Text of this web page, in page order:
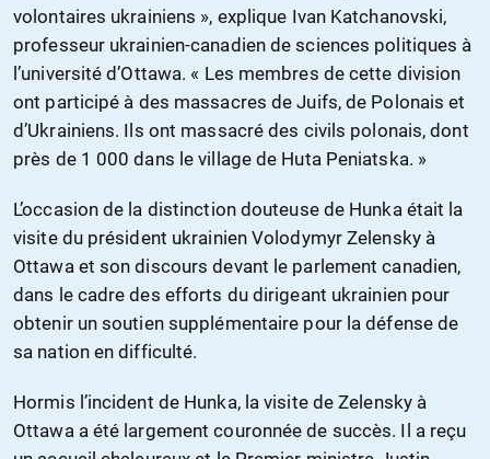
volontaires ukrainiens », explique Ivan Katchanovski,
professeur ukrainien-canadien de sciences politiques à
l’université d’Ottawa. « Les membres de cette division
ont participé à des massacres de Juifs, de Polonais et
d’Ukrainiens. Ils ont massacré des civils polonais, dont
près de 1 000 dans le village de Huta Peniatska. »
L’occasion de la distinction douteuse de Hunka était la
visite du président ukrainien Volodymyr Zelensky à
Ottawa et son discours devant le parlement canadien,
dans le cadre des efforts du dirigeant ukrainien pour
obtenir un soutien supplémentaire pour la défense de
sa nation en difficulté.
Hormis l’incident de Hunka, la visite de Zelensky à
Ottawa a été largement couronnée de succès. Il a reçu